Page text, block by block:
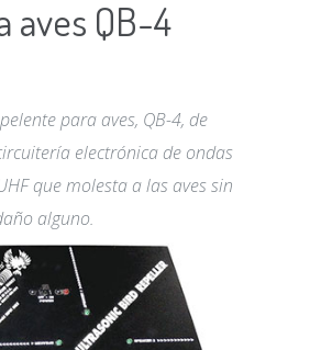
aves QB-4
para aves, QB-4, de
electrónica de ondas
que molesta a las aves sin
alguno.